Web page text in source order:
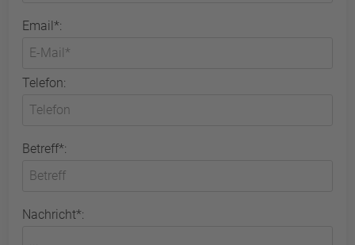
Email*:
Telefon:
Betreff*:
Nachricht*: